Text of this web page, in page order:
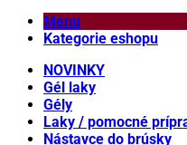
Menu
Kategorie eshopu
NOVINKY
Gél laky
Gély
Laky / pomocné
Nástavce do brúsky